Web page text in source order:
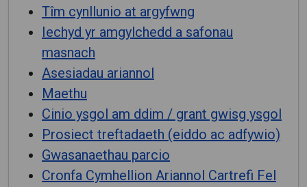
Tîm cynllunio at argyfwng
Iechyd yr amgylchedd a safonau
masnach
Asesiadau ariannol
Maethu
Cinio ysgol am ddim / grant gwisg ysgol
Prosiect treftadaeth (eiddo ac adfywio)
Gwasanaethau parcio
Cronfa Cymhellion Ariannol Cartrefi Fel